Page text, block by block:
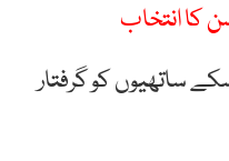
کا انتخاب
ساتھیوں کو گرفتار